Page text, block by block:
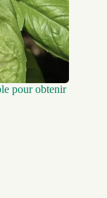
pour obtenir